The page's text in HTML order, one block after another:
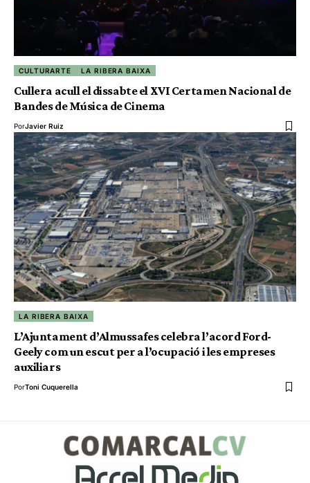
CULTURARTE LA RIBERA BAIXA
Cullera acull el dissabte el XVI Certamen Nacional de
Bandes de Música de Cinema
PorJavier Ruiz
LA RIBERA BAIXA
L’Ajuntament d’Almussafes celebra l’acord Ford-
Geely com un escut per a l’ocupació i les empreses
auxiliars
PorToni Cuquerella